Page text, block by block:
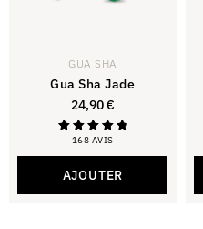
GUA SHA
Gua Sha Jade
24,90€
168 AVIS
Note
AJOUTER